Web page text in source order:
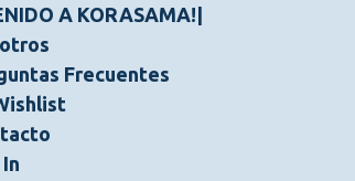
A KORASAMA!
Frecuentes